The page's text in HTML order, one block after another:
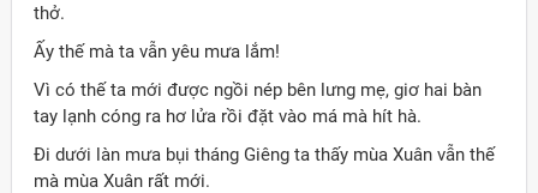
thở.
Ấy thế mà ta vẫn yêu mưa lắm!
Vì có thế ta mới được ngồi nép bên lưng mẹ, giơ hai bàn
tay lạnh cóng ra hơ lửa rồi đặt vào má mà hít hà.
Đi dưới làn mưa bụi tháng Giêng ta thấy mùa Xuân vẫn thế
mà mùa Xuân rất mới.